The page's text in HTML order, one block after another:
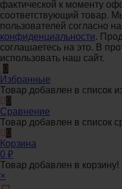
фактической к моменту
соответствующий товар.
пользователей согласно
конфиденциальности.
соглашаетесь на это. В
использовать наш сайт.
0
Избранные
Товар добавлен в список
0
Сравнение
Товар добавлен в список
0
Корзина
0 ₽
Товар добавлен в корзину!
×